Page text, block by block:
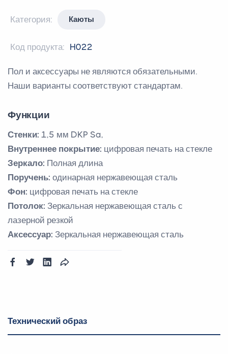
Категория: Каюты
Код продукта: H022
Пол и аксессуары не являются обязательными.
Наши варианты соответствуют стандартам.
Функции
Стенки: 1,5 мм DKP Sa,
Внутреннее покрытие: цифровая печать на стекле
Зеркало: Полная длина
Поручень: одинарная нержавеющая сталь
Фон: цифровая печать на стекле
Потолок: Зеркальная нержавеющая сталь с
лазерной резкой
Аксессуар: Зеркальная нержавеющая сталь
Технический образ